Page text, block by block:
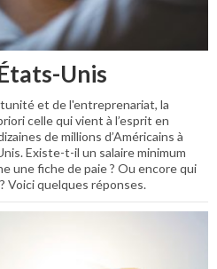
Unis
et de l'entreprenariat, la
celle qui vient à l’esprit en
de millions d’Américains à
Existe-t-il un salaire minimum
une fiche de paie ? Ou encore qui
Voici quelques réponses.